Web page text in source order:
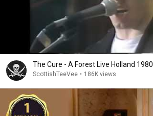
The Cure - A Forest Live Holland 1980
ScottishTeeVee • 186K views